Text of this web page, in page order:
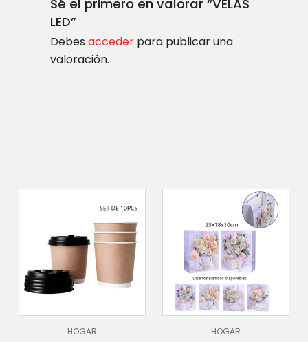
Sé el primero en valorar “VELAS
LED”
Debes accederpara publicar una
valoración.
HOGAR HOGAR